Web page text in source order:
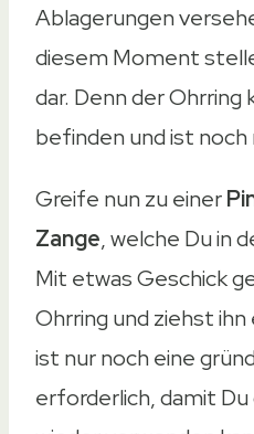
Ablagerungen
diesem Moment
dar. Denn der
befinden und ist noch
Greife nun zu einer
Zange, welche Du in
Mit etwas Geschick
Ohrring und ziehst
ist nur noch eine
erforderlich, damit